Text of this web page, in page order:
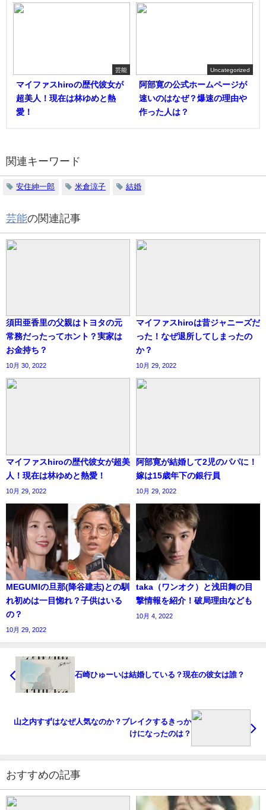
芸能
マイファスhiroの歴代彼女が
超美人！現在は林ゆめと熱
愛！
Uncategorized
阿部寛の公式ホームページが
速いのはなぜ？爆速の理由や
作った人は？
関連キーワード
安住紳一郎 米倉涼子 結婚
芸能の関連記事
須田亜香里の父親はトヨタの元
常務だったってホント？実家は
お金持ち？
10月 30, 2022
マイファスhiroは昔ジャニーズだ
った！なぜ退所してしまったの
か？
10月 29, 2022
マイファスhiroの歴代彼女が超美
人！現在は林ゆめと熱愛！
10月 29, 2022
阿部寛が結婚して2児のパパに！
嫁は15歳年下の銀行員
10月 29, 2022
MEGUMIの旦那(降谷建志)との馴
れ初めは一目惚れ？子供はいる
の？
10月 29, 2022
taka（ワンオク）と浅田舞の目
撃情報を紹介！破局理由なども
10月 4, 2022
石崎ひゅーいは結婚している？現在の彼女は誰？
山之内すずはなぜ人気なのか？ブレイクするきっか
けになったのは？
おすすめの記事